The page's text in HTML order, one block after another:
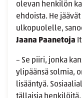
olevan henkilön
ehdoista. He
ulkopuolelle,
Jaana Paanetoja
– Se piiri, jonka
ylipäänsä solmia,
lisääntyä.